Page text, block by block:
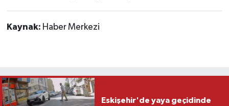
Kaynak: Haber Merkezi
Eskişehir'de yaya geçidinde